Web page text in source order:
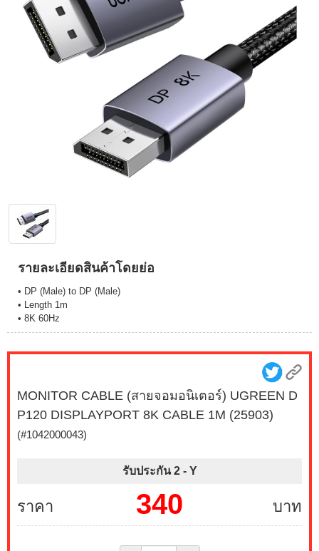
รายละเอียดสินค้าโดยย่อ
• DP (Male) to DP (Male)
• Length 1m
• 8K 60Hz
MONITOR CABLE (สายจอมอนิเตอร์) UGREEN D
P120 DISPLAYPORT 8K CABLE 1M (25903)
(#1042000043)
รับประกัน 2 - Y
ราคา บาท
340